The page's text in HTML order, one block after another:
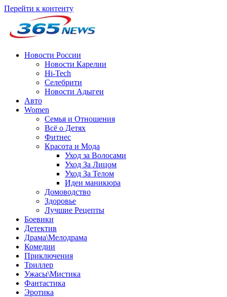
Перейти к контенту
Новости России
Новости Карелии
Hi-Tech
Селебрити
Новости Адыгеи
Авто
Women
Семья и Отношения
Всё о Детях
Фитнес
Красота и Мода
Уход за Волосами
Уход За Лицом
Уход За Телом
Идеи маникюра
Домоводство
Здоровье
Лучшие Рецепты
Боевики
Детектив
Драма\Мелодрама
Комедии
Приключения
Триллер
Ужасы\Мистика
Фантастика
Эротика